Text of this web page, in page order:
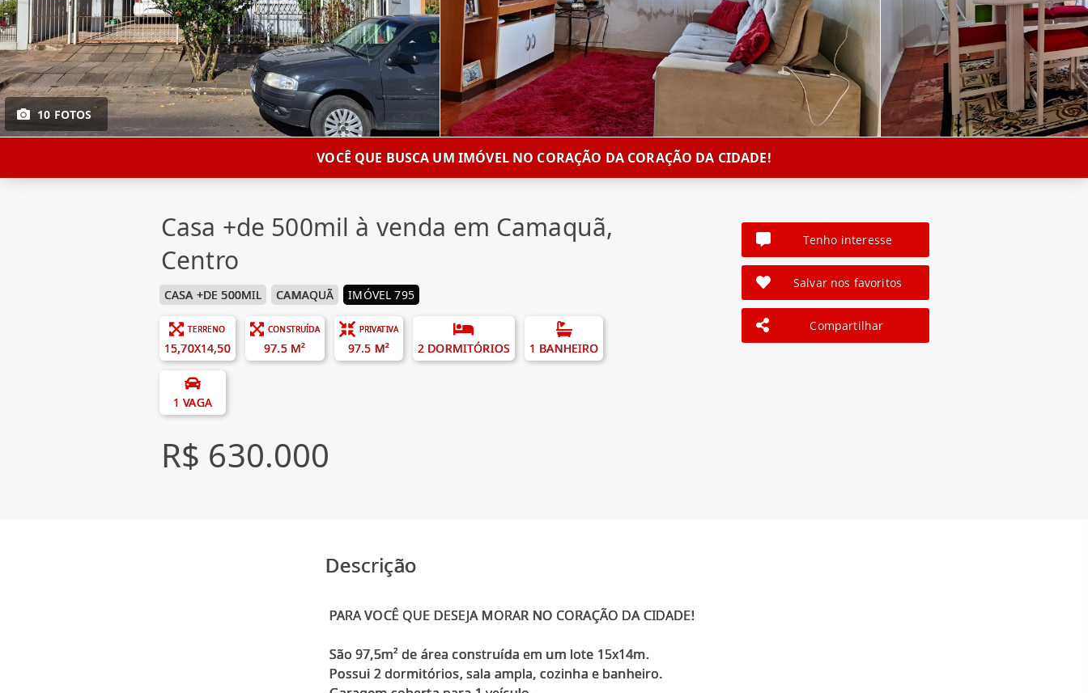
10 FOTOS
VOCÊ QUE BUSCA UM IMÓVEL NO CORAÇÃO DA CORAÇÃO DA CIDADE!
Casa +de 500mil à venda em Camaquã,
Centro
CASA +DE 500MIL CAMAQUÃ IMÓVEL 795
TERRENO
15,70X14,50
CONSTRUÍDA
97.5 M²
PRIVATIVA
97.5 M² 2 DORMITÓRIOS 1 BANHEIRO
1 VAGA
R$ 630.000
Tenho interesse
Salvar nos favoritos
Compartilhar
Descrição
PARA VOCÊ QUE DESEJA MORAR NO CORAÇÃO DA CIDADE!
São 97,5m² de área construída em um lote 15x14m.
Possui 2 dormitórios, sala ampla, cozinha e banheiro.